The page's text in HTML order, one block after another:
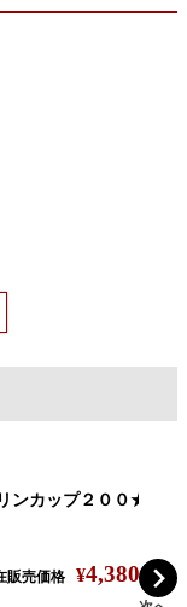
ンカップ２００★１０
販売価格 ¥4,380 税込